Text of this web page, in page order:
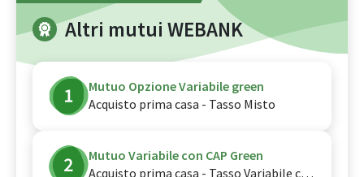
Altri mutui WEBANK
Mutuo Opzione Variabile green
Acquisto prima casa - Tasso Misto
Mutuo Variabile con CAP Green
Acquisto prima casa - Tasso Variabile con cap